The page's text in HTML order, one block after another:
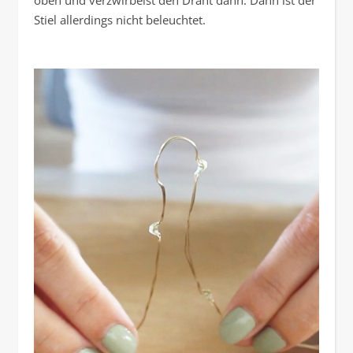
Stiel allerdings nicht beleuchtet.